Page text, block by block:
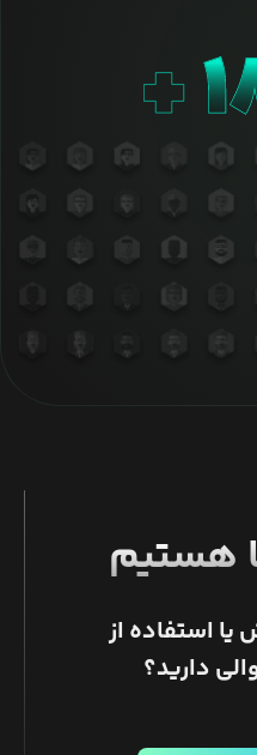
هستیم
استفاده از
دارید؟